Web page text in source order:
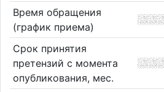
Время обращения
(график приема)
Срок принятия
претензий с момента
опубликования, мес.